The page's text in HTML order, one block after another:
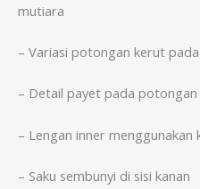
mutiara
– Variasi potongan kerut
– Detail payet pada
– Lengan inner menggunakan
– Saku sembunyi di sisi kanan